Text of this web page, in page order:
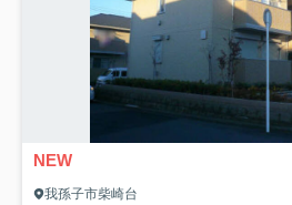
NEW
我孫子市柴崎台